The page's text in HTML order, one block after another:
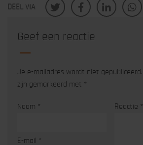
DEEL VIA
Geef een reactie
Je e-mailadres wordt niet gepubliceerd.
zijn gemarkeerd met *
Reactie *
Naam *
E-mail *